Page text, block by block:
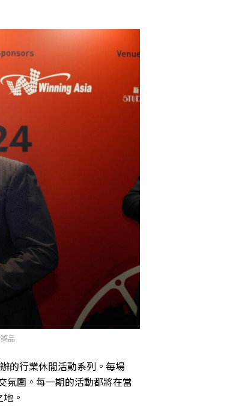
品
的行業休閒活動系列。每場
氛圍。每一期的活動都將在當
。